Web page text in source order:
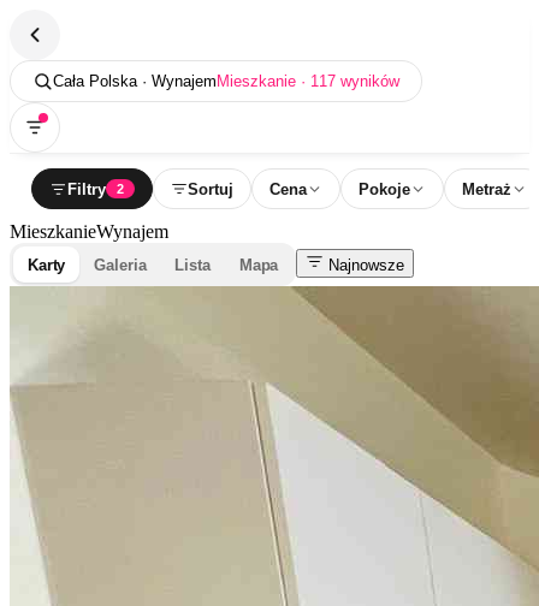
Cała Polska · Wynajem Mieszkanie · 117 wyników
Filtry 2 Sortuj Cena Pokoje Metraż
MieszkanieWynajem
Karty Galeria Lista Mapa Najnowsze